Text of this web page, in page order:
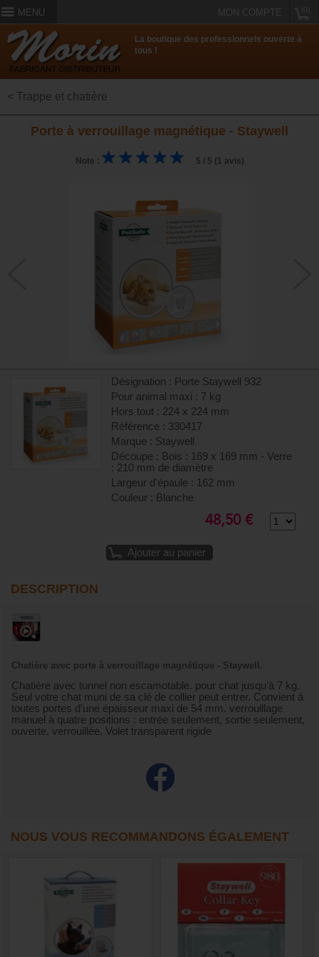
MENU MON COMPTE
La boutique des professionnels ouverte à
tous !
< Trappe et chatière
Porte à verrouillage magnétique - Staywell
Note : 5 / 5 (1 avis)
Désignation : Porte Staywell 932
Pour animal maxi : 7 kg
Hors tout : 224 x 224 mm
Référence : 330417
Marque : Staywell
Découpe : Bois : 169 x 169 mm - Verre
: 210 mm de diamètre
Largeur d'épaule : 162 mm
Couleur : Blanche
48,50 €
Ajouter au panier
DESCRIPTION
Chatière avec porte à verrouillage magnétique - Staywell.
Chatière avec tunnel non escamotable. pour chat jusqu’à 7 kg.
Seul votre chat muni de sa clé de collier peut entrer. Convient à
toutes portes d’une épaisseur maxi de 54 mm. verrouillage
manuel à quatre positions : entrée seulement, sortie seulement,
ouverte, verrouillée. Volet transparent rigide
NOUS VOUS RECOMMANDONS ÉGALEMENT